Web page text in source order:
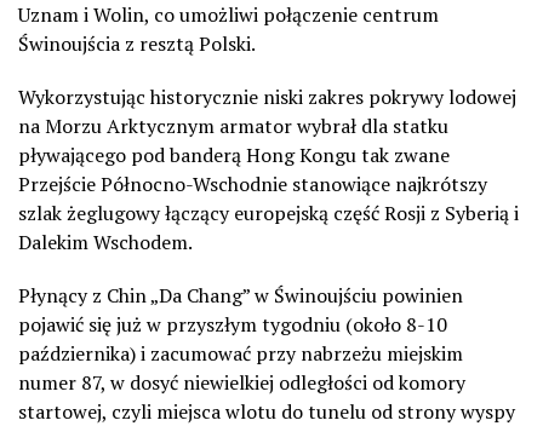
Uznam i Wolin, co umożliwi połączenie centrum
Świnoujścia z resztą Polski.
Wykorzystując historycznie niski zakres pokrywy lodowej
na Morzu Arktycznym armator wybrał dla statku
pływającego pod banderą Hong Kongu tak zwane
Przejście Północno-Wschodnie stanowiące najkrótszy
szlak żeglugowy łączący europejską część Rosji z Syberią i
Dalekim Wschodem.
Płynący z Chin „Da Chang” w Świnoujściu powinien
pojawić się już w przyszłym tygodniu (około 8-10
października) i zacumować przy nabrzeżu miejskim
numer 87, w dosyć niewielkiej odległości od komory
startowej, czyli miejsca wlotu do tunelu od strony wyspy